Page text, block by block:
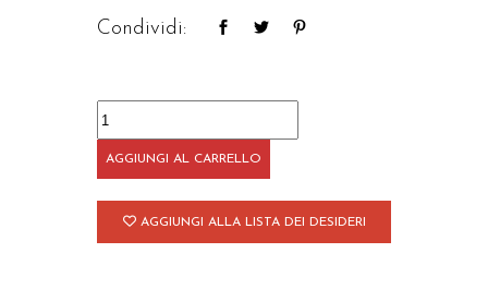
Condividi:
La
trinità
quantità
AGGIUNGI AL CARRELLO
AGGIUNGI ALLA LISTA DEI DESIDERI